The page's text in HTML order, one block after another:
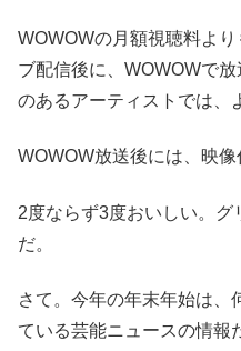
WOWOWの月額視聴料よ
ブ配信後に、WOWOWで
のあるアーティストでは、
WOWOW放送後には、映像
2度ならず3度おいしい。
だ。
さて。今年の年末年始は、
ている芸能ニュースの情報